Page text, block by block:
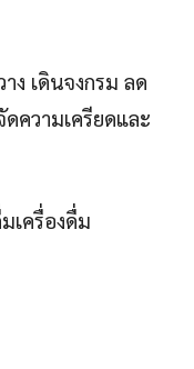
ง เดินจงกรม ลด
ความเครียดและ
เครื่องดื่ม